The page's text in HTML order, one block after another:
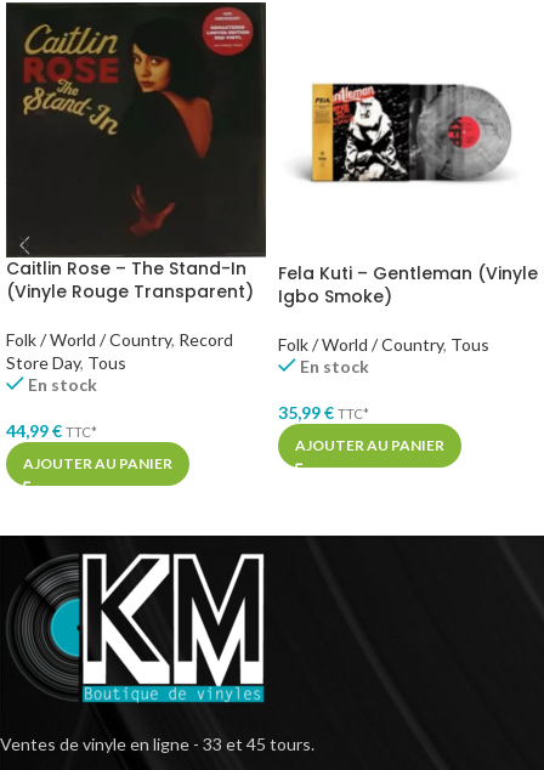
Caitlin Rose – The Stand-In
(Vinyle Rouge Transparent)
Folk / World / Country, Record
Store Day, Tous
En stock
44,99€ TTC*
AJOUTER AU PANIER
Fela Kuti – Gentleman (Vinyle
Igbo Smoke)
Folk / World / Country, Tous
En stock
35,99€ TTC*
AJOUTER AU PANIER
Ventes de vinyle en ligne - 33 et 45 tours.